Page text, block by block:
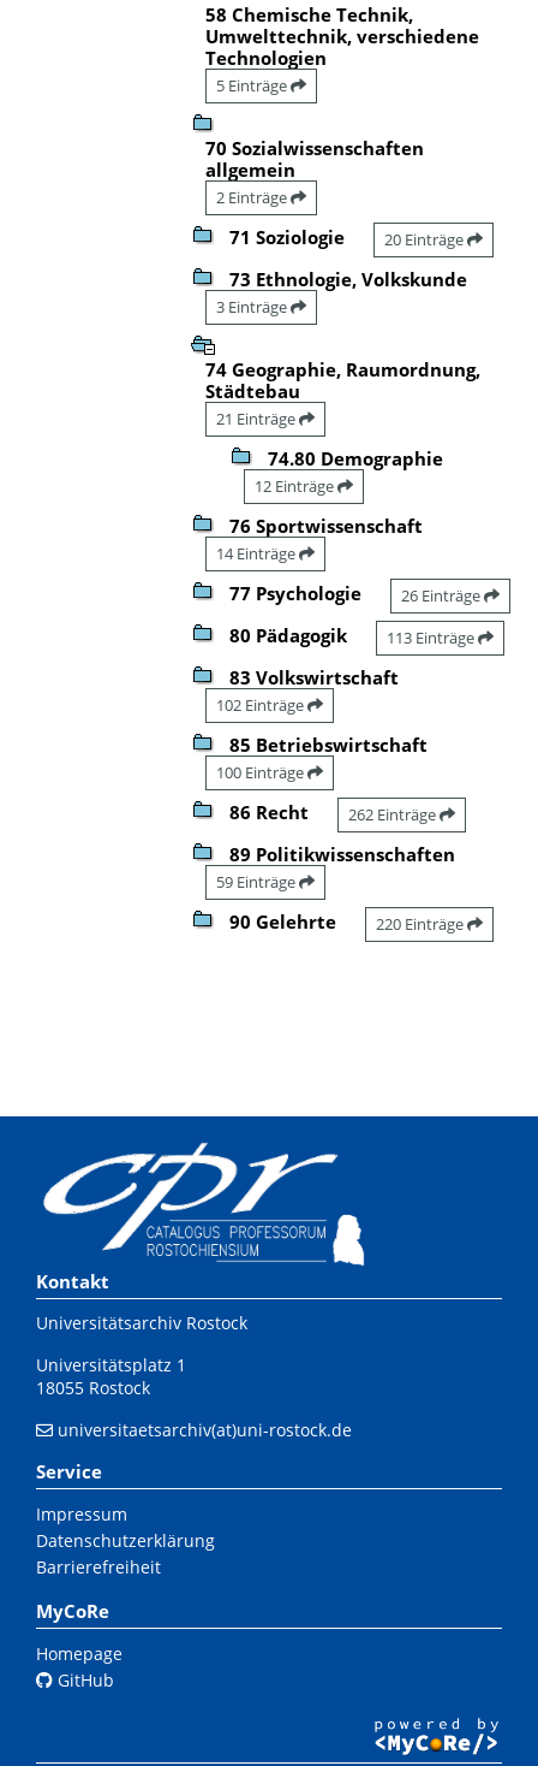
58 Chemische Technik,
Umwelttechnik, verschiedene
Technologien
5 Einträge
70 Sozialwissenschaften
allgemein
2 Einträge
71 Soziologie 20 Einträge
73 Ethnologie, Volkskunde
3 Einträge
74 Geographie, Raumordnung,
Städtebau
21 Einträge
74.80 Demographie
12 Einträge
76 Sportwissenschaft
14 Einträge
77 Psychologie 26 Einträge
80 Pädagogik 113 Einträge
83 Volkswirtschaft
102 Einträge
85 Betriebswirtschaft
100 Einträge
86 Recht 262 Einträge
89 Politikwissenschaften
59 Einträge
90 Gelehrte 220 Einträge
Kontakt
Universitätsarchiv Rostock
Universitätsplatz 1
18055 Rostock
universitaetsarchiv(at)uni-rostock.de
Service
Impressum
Datenschutzerklärung
Barrierefreiheit
MyCoRe
Homepage
GitHub